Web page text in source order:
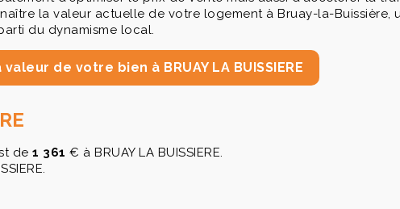
la valeur actuelle de votre logement à Bruay-la-Buissière,
du dynamisme local.
de votre bien à BRUAY LA BUISSIERE
de 1 361 € à BRUAY LA BUISSIERE.